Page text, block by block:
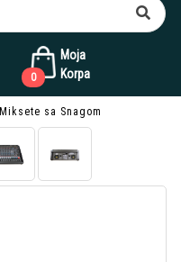
Moja
Korpa
0
Miksete sa Snagom